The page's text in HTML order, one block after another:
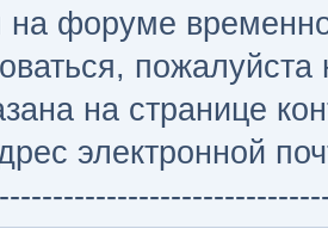
на форуме
на странице
электронной